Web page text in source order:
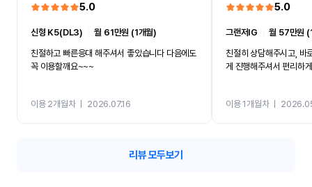
5.0
신형 K5(DL3) ㅣ월 61만원 (1개월)
친절하고 빠른응대 해주셔서 좋았습니다 다음에도
꼭 이용할깨요~~~
이용 2개월차ㅣ 2026.07.16
5.0
그랜저IG ㅣ월 57만원
친절히 상담해주시고, 바
게 진행해주셔서 편리하
이용 1개월차ㅣ
리뷰 모두보기